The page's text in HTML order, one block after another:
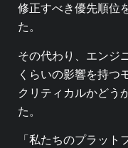
修正すべき優先順位
た。
その代わり、エンジ
くらいの影響を持つ
クリティカルかどう
た。
「私たちのプラッ